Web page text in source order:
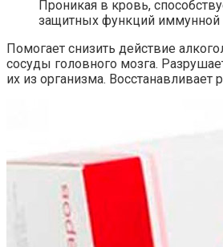
Проникая в кровь,
защитных функций иммунной
Помогает снизить действие
сосуды головного мозга.
их из организма. Восстанавливает